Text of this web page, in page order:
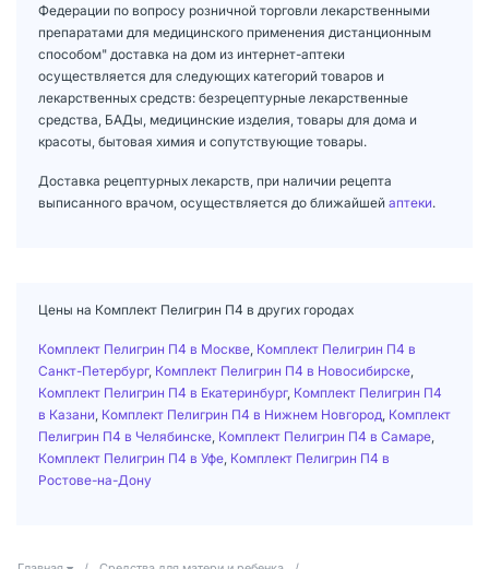
Федерации по вопросу розничной торговли лекарственными
препаратами для медицинского применения дистанционным
способом" доставка на дом из интернет-аптеки
осуществляется для следующих категорий товаров и
лекарственных средств: безрецептурные лекарственные
средства, БАДы, медицинские изделия, товары для дома и
красоты, бытовая химия и сопутствующие товары.
Доставка рецептурных лекарств, при наличии рецепта
выписанного врачом, осуществляется до ближайшей аптеки.
Цены на Комплект Пелигрин П4 в других городах
Комплект Пелигрин П4 в Москве Комплект Пелигрин П4 в
Санкт-Петербург, Комплект Пелигрин П4 в Новосибирске
Комплект Пелигрин П4 в Екатеринбург, Комплект Пелигрин П4
в Казани Комплект Пелигрин П4 в Нижнем Новгород Комплект
Пелигрин П4 в Челябинске Комплект Пелигрин П4 в Самаре
Комплект Пелигрин П4 в Уфе Комплект Пелигрин П4 в
Ростове-на-Дону